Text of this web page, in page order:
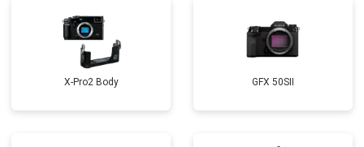
X-Pro2 Body GFX 50SII